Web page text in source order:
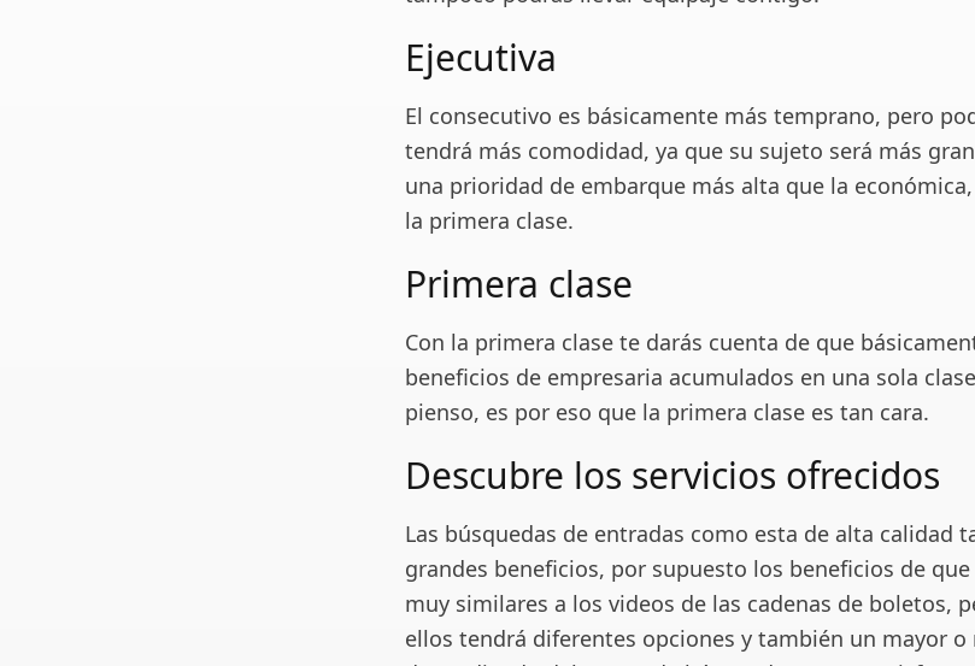
Ejecutiva
El consecutivo es básicamente más temprano, pero
tendrá más comodidad, ya que su sujeto será más
una prioridad de embarque más alta que la
la primera clase.
Primera clase
Con la primera clase te darás cuenta de que
beneficios de empresaria acumulados en una sola
pienso, es por eso que la primera clase es tan cara.
Descubre los servicios ofrecidos
Las búsquedas de entradas como esta de alta calidad
grandes beneficios, por supuesto los beneficios de
muy similares a los videos de las cadenas de boletos,
ellos tendrá diferentes opciones y también un mayor o